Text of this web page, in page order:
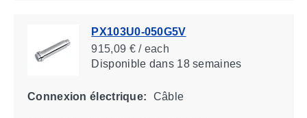
PX103U0-050G5V
915,09 € / each
Disponibledans 18 semaines
Connexion électrique: Câble